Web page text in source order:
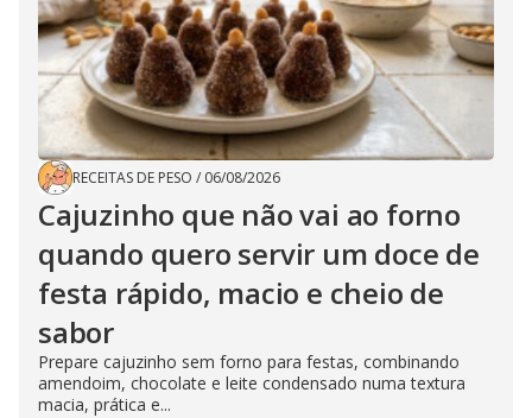
RECEITAS DE PESO / 06/08/2026
Cajuzinho que não vai ao forno
quando quero servir um doce de
festa rápido, macio e cheio de
sabor
Prepare cajuzinho sem forno para festas, combinando
amendoim, chocolate e leite condensado numa textura
macia, prática e...